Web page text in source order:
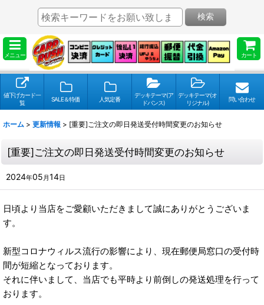
メニュー カート
検索
値下げカード一
覧
SALE＆特価 人気定番
デッキテーマ(ア
ドバンス)
デッキテーマ(オ
リジナル)
問い合わせ
ホーム > 更新情報 > [重要]ご注文の即日発送受付時間変更のお知らせ
[重要]ご注文の即日発送受付時間変更のお知らせ
2024年05 月 14日
日頃より当店をご愛顧いただきまして誠にありがとうございま
す。
新型コロナウィルス流行の影響により、現在郵便局窓口の受付時
間が短縮となっております。
それに伴いまして、当店でも平時より前倒しの発送処理を行って
おります。